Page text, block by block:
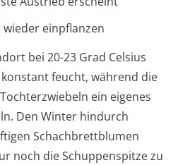
einpflanzen
bei 20-23 Grad Celsius
feucht, während die
ein eigenes
Den Winter hindurch
Schachbrettblumen
noch die Schuppenspitze zu